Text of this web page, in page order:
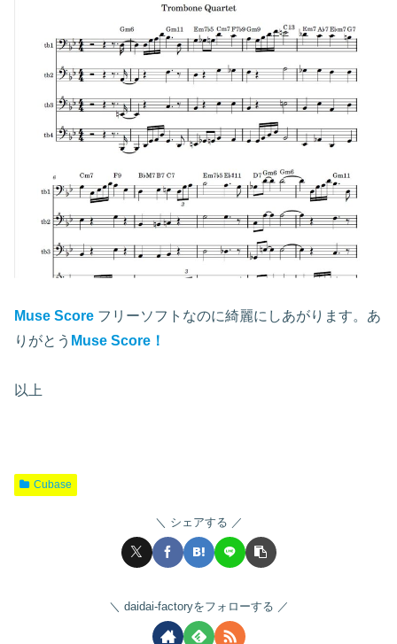
Muse Score フリーソフトなのに綺麗にしあがります。あ
りがとう Muse Score！
以上
Cubase
シェアする
daidai-factoryをフォローする